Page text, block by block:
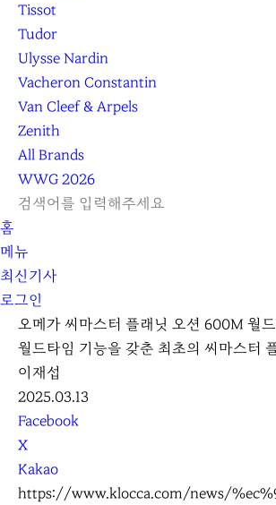
Tissot
Tudor
Ulysse Nardin
Vacheron Constantin
Van Cleef & Arpels
Zenith
All Brands
WWG2026
L
G
I
N
S
A
R
C
H
닫
l
e
a
r
검
색
하
기
홈
메뉴
최신기사
로그인
오메가 씨마스터 플래닛 오션 600M 월
월드타임 기능을 갖춘 최초의 씨마스터
이재섭
2025.03.13
S
N
S
S
Facebook
X
Kakao
https://www.klocca.com/news/